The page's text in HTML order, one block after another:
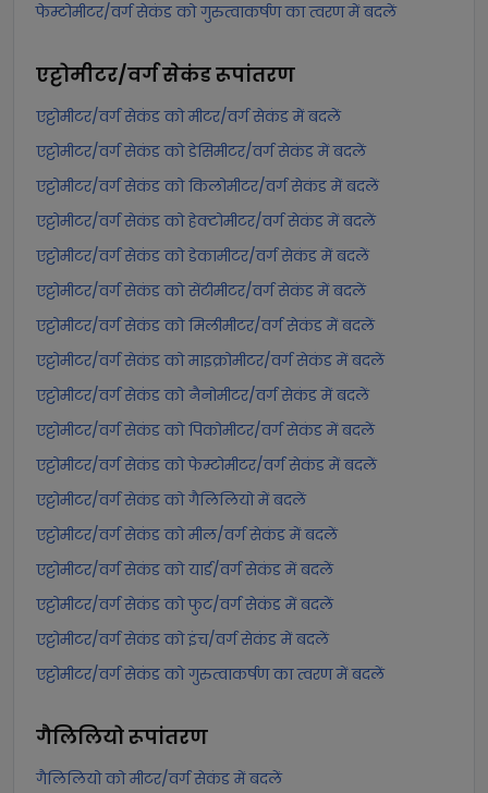
फेम्टोमीटर/वर्ग सेकंड को गुरुत्वाकर्षण का त्वरण में बदलें
एट्टोमीटर/वर्ग सेकंडरूपांतरण
एट्टोमीटर/वर्ग सेकंड को मीटर/वर्ग सेकंड में बदलें
एट्टोमीटर/वर्ग सेकंड को डेसिमीटर/वर्ग सेकंड में बदलें
एट्टोमीटर/वर्ग सेकंड को किलोमीटर/वर्ग सेकंड में बदलें
एट्टोमीटर/वर्ग सेकंड को हेक्टोमीटर/वर्ग सेकंड में बदलें
एट्टोमीटर/वर्ग सेकंड को डेकामीटर/वर्ग सेकंड में बदलें
एट्टोमीटर/वर्ग सेकंड को सेंटीमीटर/वर्ग सेकंड में बदलें
एट्टोमीटर/वर्ग सेकंड को मिलीमीटर/वर्ग सेकंड में बदलें
एट्टोमीटर/वर्ग सेकंड को माइक्रोमीटर/वर्ग सेकंड में बदलें
एट्टोमीटर/वर्ग सेकंड को नैनोमीटर/वर्ग सेकंड में बदलें
एट्टोमीटर/वर्ग सेकंड को पिकोमीटर/वर्ग सेकंड में बदलें
एट्टोमीटर/वर्ग सेकंड को फेम्टोमीटर/वर्ग सेकंड में बदलें
एट्टोमीटर/वर्ग सेकंड को गैलिलियो में बदलें
एट्टोमीटर/वर्ग सेकंड को मील/वर्ग सेकंड में बदलें
एट्टोमीटर/वर्ग सेकंड को यार्ड/वर्ग सेकंड में बदलें
एट्टोमीटर/वर्ग सेकंड को फुट/वर्ग सेकंड में बदलें
एट्टोमीटर/वर्ग सेकंड को इंच/वर्ग सेकंड में बदलें
एट्टोमीटर/वर्ग सेकंड को गुरुत्वाकर्षण का त्वरण में बदलें
गैलिलियोरूपांतरण
गैलिलियो को मीटर/वर्ग सेकंड में बदलें